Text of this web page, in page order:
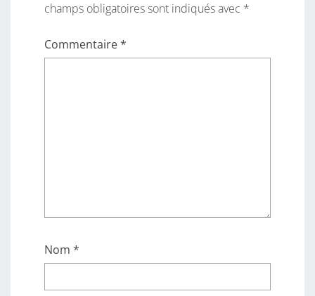
champs obligatoires sont indiqués avec *
Commentaire*
Nom *